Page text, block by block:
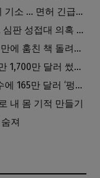
한인 한의사, 환자 성추행·폭행 혐의 기소 … 면허 긴급정지
[이슈] “2002 월드컵때도 그랬나” … 심판 성접대 의혹 해외로 일파만파, 4강 신화까지 불똥
[화제] ‘사과 편지와 100달러’…40년 만에 훔친 책 돌려준 절도범
LA 반 ICE 시위 대응에 경찰 인건비만 1,700만 달러 썼다.
노숙자 지원하랬더니 … 단체장 보수에 165만 달러 ‘펑펑’
내 몸 기적 만들기
져